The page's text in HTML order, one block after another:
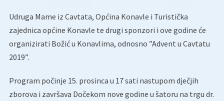
Udruga Mame iz Cavtata, Općina Konavle i Turistička
zajednica općine Konavle te drugi sponzori i ove godine će
organizirati Božić u Konavlima, odnosno ”Advent u Cavtatu
2019”.
Program počinje 15. prosinca u 17 sati nastupom dječjih
zborova i završava Dočekom nove godine u šatoru na trgu dr.